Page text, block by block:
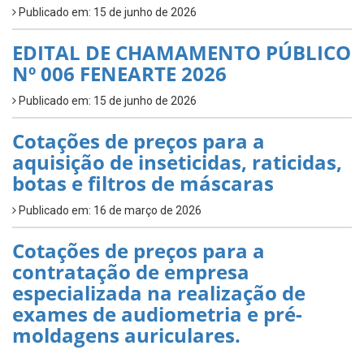
Publicado em: 15 de junho de 2026
EDITAL DE CHAMAMENTO PÚBLICO
Nº 006 FENEARTE 2026
Publicado em: 15 de junho de 2026
Cotações de preços para a
aquisição de inseticidas, raticidas,
botas e filtros de máscaras
Publicado em: 16 de março de 2026
Cotações de preços para a
contratação de empresa
especializada na realização de
exames de audiometria e pré-
moldagens auriculares.